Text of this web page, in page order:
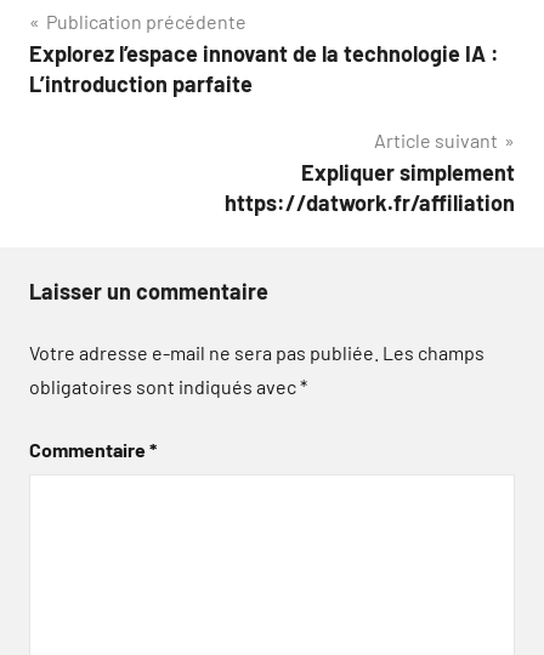
Navigation
de
Publication précédente
Explorez l’espace innovant de la technologie IA :
L’introduction parfaite
Article suivant
Expliquer simplement
https://datwork.fr/affiliation
Laisser un commentaire
Votre adresse e-mail ne sera pas publiée. Les champs
obligatoires sont indiqués avec*
Commentaire*